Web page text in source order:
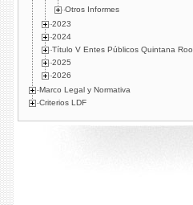
Otros Informes
2023
2024
Título V Entes Públicos Quintana Roo
2025
2026
Marco Legal y Normativa
Criterios LDF